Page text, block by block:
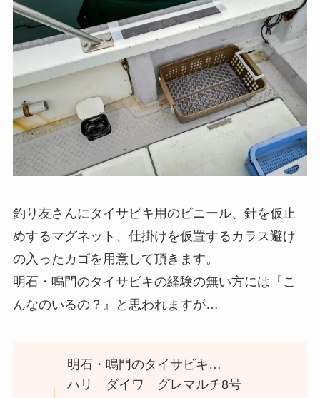
釣り友さんにタイサビキ用のビニール、針を仮止
めするマグネット、仕掛けを仮置するカラス避け
の入ったカゴを用意して頂きます。
明石・鳴門のタイサビキの経験の無い方には『こ
んなのいるの？』と思われますが…
明石・鳴門のタイサビキ…
ハリ ダイワ グレマルチ8号